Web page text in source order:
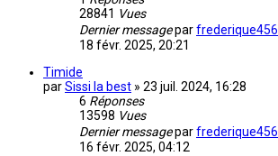
28841 Vues
Dernier messageparfrederique456
18 févr. 2025, 20:21
Timide
parSissi la best » 23 juil. 2024, 16:28
6 Réponses
13598 Vues
Dernier messageparfrederique456
16 févr. 2025, 04:12